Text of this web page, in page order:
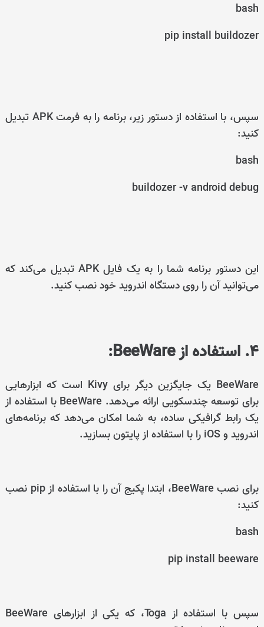
bash
pip install buildozer
سپس، با استفاده از دستور زیر، برنامه را به فرمت APK تبدیل
کنید:
bash
buildozer -v android debug
این دستور برنامه شما را به یک فایل APK تبدیل می‌کند که
می‌توانید آن را روی دستگاه اندروید خود نصب کنید.
4. استفاده از BeeWare:
BeeWare یک جایگزین دیگر برای Kivy است که ابزارهایی
برای توسعه چندسکویی ارائه می‌دهد. BeeWare با استفاده از
یک رابط گرافیکی ساده، به شما امکان می‌دهد که برنامه‌های
اندروید و iOS را با استفاده از پایتون بسازید.
برای نصب BeeWare، ابتدا پکیج آن را با استفاده از pip نصب
کنید:
bash
pip install beeware
سپس با استفاده از Toga، که یکی از ابزارهای BeeWare